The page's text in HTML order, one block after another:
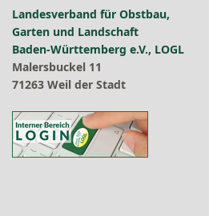
Landesverband für Obstbau,
Garten und Landschaft
Baden-Württemberg e.V., LOGL
Malersbuckel 11
71263 Weil der Stadt